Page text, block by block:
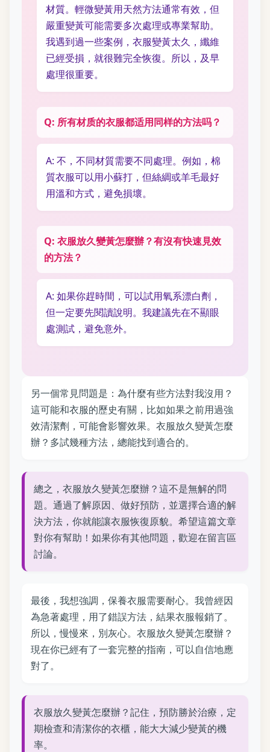
材質。輕微變黃用天然方法通常有效，但
嚴重變黃可能需要多次處理或專業幫助。
我遇到過一些案例，衣服變黃太久，纖維
已經受損，就很難完全恢復。所以，及早
處理很重要。
Q: 所有材质的衣服都适用同样的方法吗？
A: 不，不同材質需要不同處理。例如，棉
質衣服可以用小蘇打，但絲綢或羊毛最好
用溫和方式，避免損壞。
Q: 衣服放久變黃怎麼辦？有沒有快速見效
的方法？
A: 如果你趕時間，可以試用氧系漂白劑，
但一定要先閱讀說明。我建議先在不顯眼
處測試，避免意外。
另一個常見問題是：為什麼有些方法對我沒用？
這可能和衣服的歷史有關，比如如果之前用過強
效清潔劑，可能會影響效果。衣服放久變黃怎麼
辦？多試幾種方法，總能找到適合的。
總之，衣服放久變黃怎麼辦？這不是無解的問
題。通過了解原因、做好預防，並選擇合適的解
決方法，你就能讓衣服恢復原貌。希望這篇文章
對你有幫助！如果你有其他問題，歡迎在留言區
討論。
最後，我想強調，保養衣服需要耐心。我曾經因
為急著處理，用了錯誤方法，結果衣服報銷了。
所以，慢慢來，別灰心。衣服放久變黃怎麼辦？
現在你已經有了一套完整的指南，可以自信地應
對了。
衣服放久變黃怎麼辦？記住，預防勝於治療，定
期檢查和清潔你的衣櫃，能大大減少變黃的機
率。